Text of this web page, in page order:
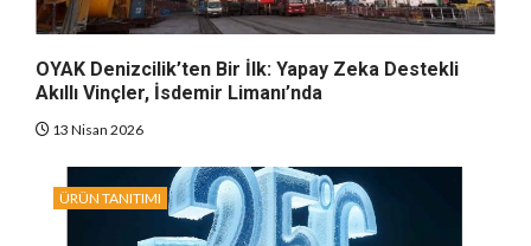
OYAK Denizcilik’ten Bir İlk: Yapay Zeka Destekli
Akıllı Vinçler, İsdemir Limanı’nda
13 Nisan 2026
ÜRÜN TANITIMI